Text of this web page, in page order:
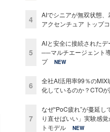
4
AIでシニアが無双状態
アクセンチュア トップ
5
AIと安全に接続された
──マルチエージェント
プ
NEW
6
全社AI活用率99％の
化しているのか？CTO
7
なぜ“PoC疲れ”が蔓延
り直せばいい」実験感
トモデル
NEW